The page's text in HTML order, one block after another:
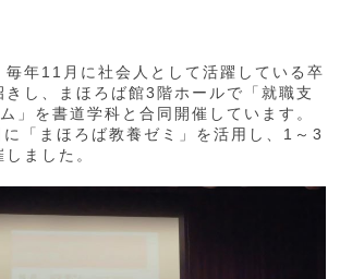
毎年11月に社会人として活躍している卒
し、まほろば館3階ホールで「就職支
」を書道学科と合同開催しています。
「まほろば教養ゼミ」を活用し、1～3
ました。